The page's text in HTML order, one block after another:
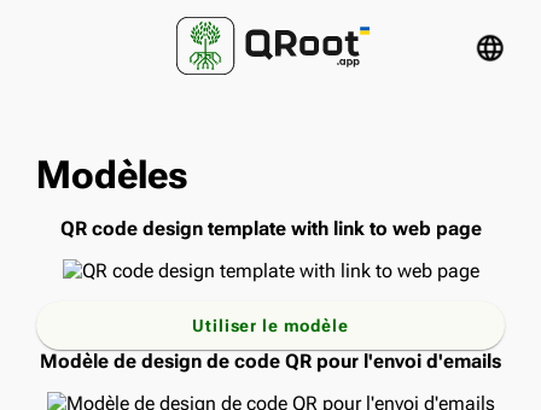
language
Modèles
QR code design template with link to web page
Utiliser le modèle
Modèle de design de code QR pour l'envoi d'emails